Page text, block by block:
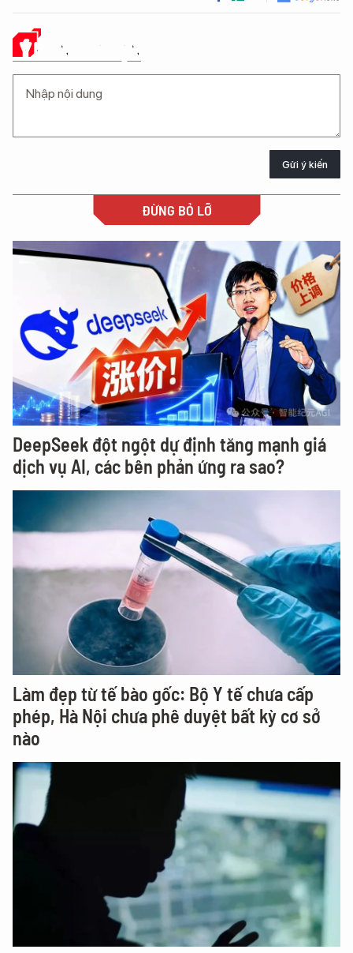
Ý KIẾN CỦA BẠN
Gửi ý kiến
ĐỪNG BỎ LỠ
DeepSeek đột ngột dự định tăng mạnh giá
dịch vụ AI, các bên phản ứng ra sao?
Làm đẹp từ tế bào gốc: Bộ Y tế chưa cấp
phép, Hà Nội chưa phê duyệt bất kỳ cơ sở
nào